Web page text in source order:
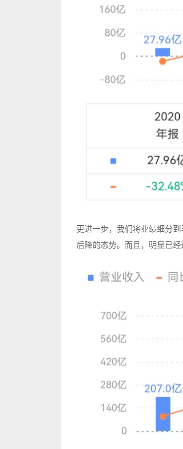
更进一步，我们将业绩细分
后降的态势。而且，明显已经